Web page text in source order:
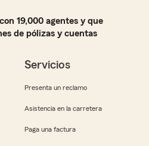
19,000 agentes y que
de pólizas y cuentas
Servicios
Presenta un reclamo
Asistencia en la carretera
Paga una factura